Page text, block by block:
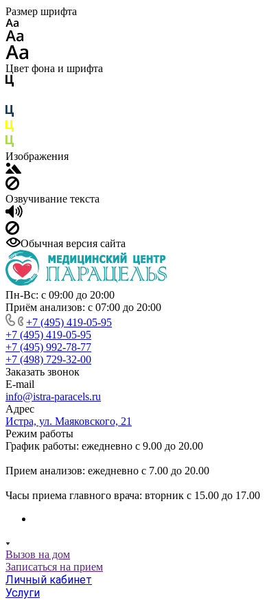
Размер шрифта
Цвет фона и шрифта
Изображения
Озвучивание текста
Обычная версия сайта
Пн-Вс: с 09:00 до 20:00
Приём анализов: с 07:00 до 20:00
+7 (495) 419-05-95
+7 (495) 419-05-95
+7 (495) 992-78-77
+7 (498) 729-32-00
Заказать звонок
E-mail
info@istra-paracels.ru
Адрес
Истра, ул. Маяковского, 21
Режим работы
График работы: ежедневно с 9.00 до 20.00
Прием анализов: ежедневно с 7.00 до 20.00
Часы приема главного врача: вторник с 15.00 до 17.00
Вызов на дом
Записаться на прием
Личный кабинет
Услуги